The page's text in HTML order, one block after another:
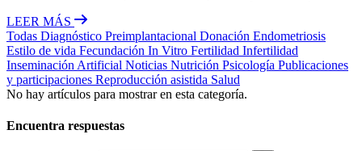
LEER MÁS
Todas Diagnóstico Preimplantacional Donación Endometriosis
Estilo de vida Fecundación In Vitro Fertilidad Infertilidad
Inseminación Artificial Noticias Nutrición Psicología Publicaciones
y participaciones Reproducción asistida Salud
No hay artículos para mostrar en esta categoría.
Encuentra respuestas